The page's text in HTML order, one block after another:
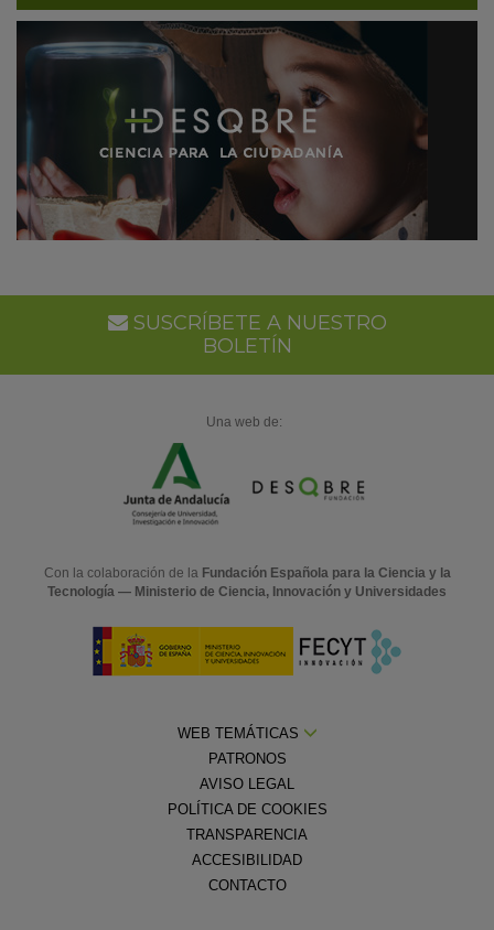
SUSCRÍBETE A NUESTRO
BOLETÍN
Una web de:
Con la colaboración de la Fundación Española para la Ciencia y la
Tecnología — Ministerio de Ciencia, Innovación y Universidades
WEB TEMÁTICAS
PATRONOS
AVISO LEGAL
POLÍTICA DE COOKIES
TRANSPARENCIA
ACCESIBILIDAD
CONTACTO